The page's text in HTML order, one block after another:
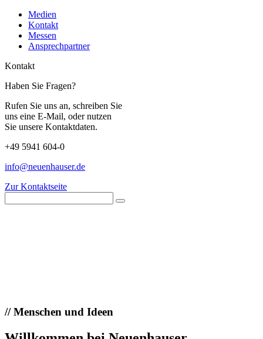
Medien
Kontakt
Messen
Ansprechpartner
Kontakt
Haben Sie Fragen?
Rufen Sie uns an, schreiben Sie
uns eine E-Mail, oder nutzen
Sie unsere Kontaktdaten.
+49 5941 604-0
info@neuenhauser.de
Zur Kontaktseite
//Menschen und Ideen